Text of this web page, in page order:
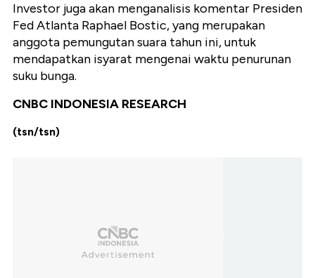
Investor juga akan menganalisis komentar Presiden
Fed Atlanta Raphael Bostic, yang merupakan
anggota pemungutan suara tahun ini, untuk
mendapatkan isyarat mengenai waktu penurunan
suku bunga.
CNBC INDONESIA RESEARCH
(tsn/tsn)